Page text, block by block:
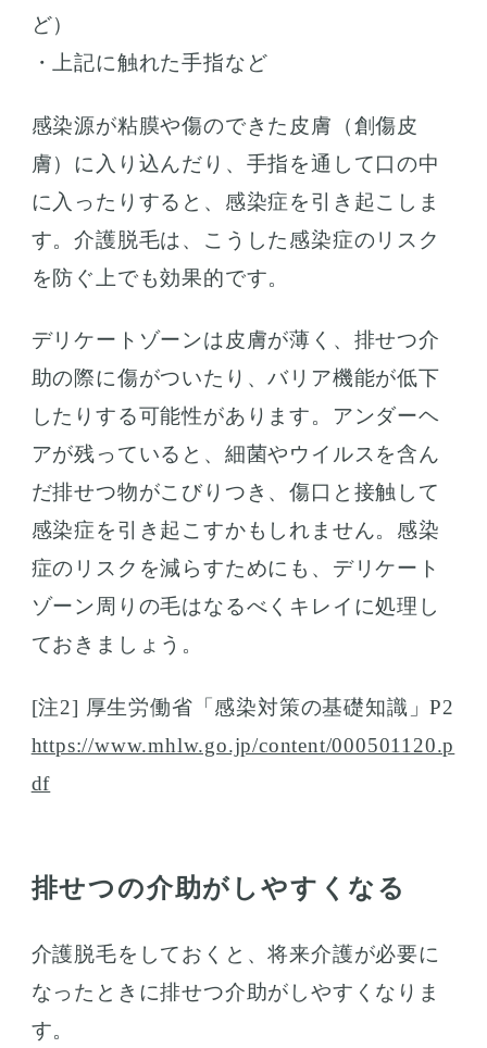
ど）
・上記に触れた手指など
感染源が粘膜や傷のできた皮膚（創傷皮
膚）に入り込んだり、手指を通して口の中
に入ったりすると、感染症を引き起こしま
す。介護脱毛は、こうした感染症のリスク
を防ぐ上でも効果的です。
デリケートゾーンは皮膚が薄く、排せつ介
助の際に傷がついたり、バリア機能が低下
したりする可能性があります。アンダーヘ
アが残っていると、細菌やウイルスを含ん
だ排せつ物がこびりつき、傷口と接触して
感染症を引き起こすかもしれません。感染
症のリスクを減らすためにも、デリケート
ゾーン周りの毛はなるべくキレイに処理し
ておきましょう。
[注2] 厚生労働省「感染対策の基礎知識」P2
https://www.mhlw.go.jp/content/000501120.p
df
排せつの介助がしやすくなる
介護脱毛をしておくと、将来介護が必要に
なったときに排せつ介助がしやすくなりま
す。